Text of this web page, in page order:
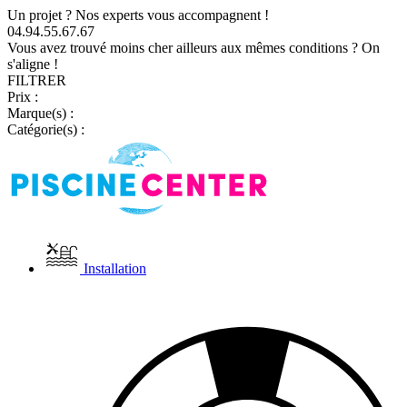
Un projet ? Nos experts vous accompagnent !
04.94.55.67.67
Vous avez trouvé moins cher ailleurs aux mêmes conditions ? On
s'aligne !
FILTRER
Prix :
Marque(s) :
Catégorie(s) :
Installation